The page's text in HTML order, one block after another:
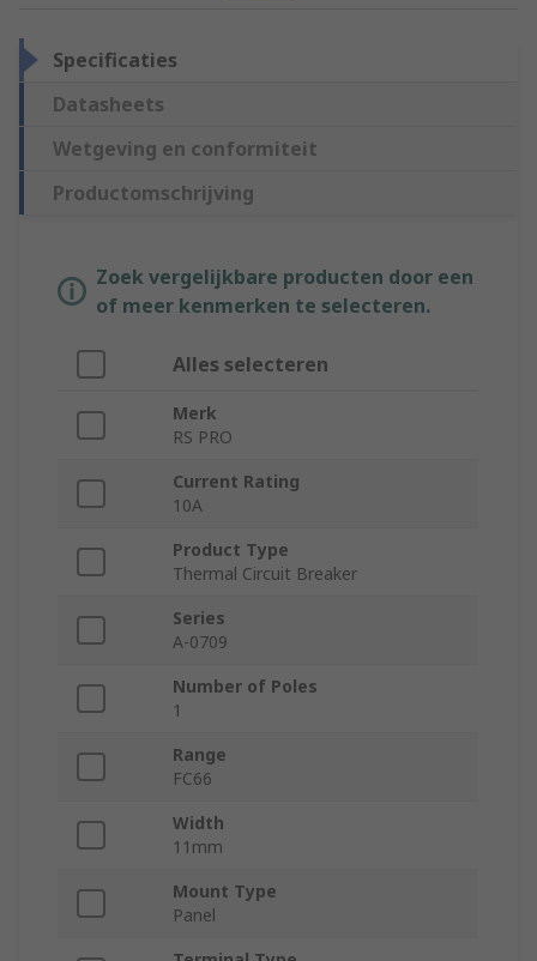
Specificaties
Datasheets
Wetgeving en conformiteit
Productomschrijving
Zoek vergelijkbare producten door een
of meer kenmerken te selecteren.
Alles selecteren
Merk
RS PRO
Current Rating
10A
Product Type
Thermal Circuit Breaker
Series
A-0709
Number of Poles
1
Range
FC66
Width
11mm
Mount Type
Panel